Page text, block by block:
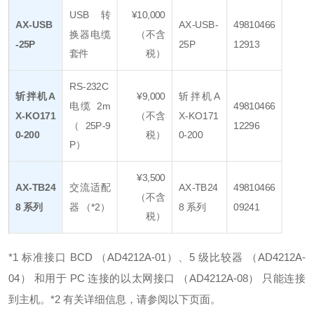
AX-USB
-25P
USB 转
换器电缆
套件
¥10,000
（不含
税）
AX-USB-
25P
49810466
12913
斩拌机A
X-KO171
0-200
RS-232C
电缆 2m
（25P-9
P）
¥9,000
（不含
税）
斩拌机A
X-KO171
0-200
49810466
12296
AX-TB24
8 系列
交流适配
器 （*2）
¥3,500
（不含
税）
AX-TB24
8 系列
49810466
09241
*1 标准接口 BCD （AD4212A-01）、5 级比较器 （AD4212A-
04） 和用于 PC 连接的以太网接口 （AD4212A-08） 只能连接
到主机。 *2 有关详细信息，请参阅以下页面。